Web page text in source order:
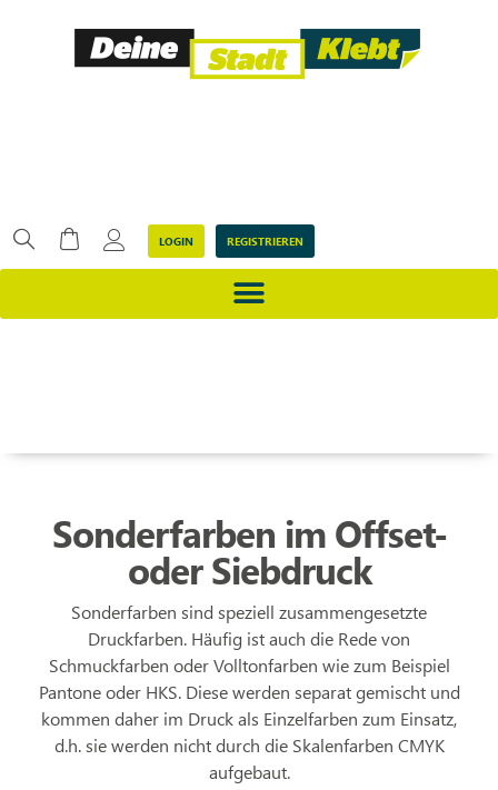
LOGIN REGISTRIEREN
Sonderfarben im Offset-
oder Siebdruck
Sonderfarben sind speziell zusammengesetzte
Druckfarben. Häufig ist auch die Rede von
Schmuckfarben oder Volltonfarben wie zum Beispiel
Pantone oder HKS. Diese werden separat gemischt und
kommen daher im Druck als Einzelfarben zum Einsatz,
d.h. sie werden nicht durch die Skalenfarben CMYK
aufgebaut.